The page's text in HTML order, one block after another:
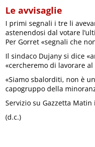
Le avvisaglie
I primi segnali i tre li
astenendosi dal votare
Per Gorret «segnali che
Il sindaco Dujany si dice
«cercheremo di lavorare
«Siamo sbalorditi, non è
capogruppo della
Servizio su Gazzetta
(d.c.)